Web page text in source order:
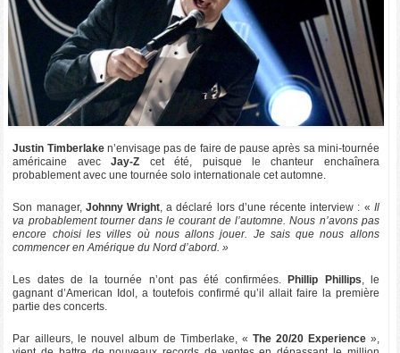
Justin Timberlaken’envisage pas de faire de pause après sa mini-tournée
américaine avecJay-Z cet été, puisque le chanteur enchaînera
probablement avec une tournée solo internationale cet automne.
Son manager, Johnny Wright , a déclaré lors d’une récente interview : « Il
va probablement tourner dans le courant de l’automne. Nous n’avons pas
encore choisi les villes où nous allons jouer. Je sais que nous allons
commencer en Amérique du Nord d’abord. »
Les dates de la tournée n’ont pas été confirmées.Phillip Phillips , le
gagnant d’American Idol, a toutefois confirmé qu’il allait faire la première
partie des concerts.
Par ailleurs, le nouvel album de Timberlake, « The 20/20 Experience»,